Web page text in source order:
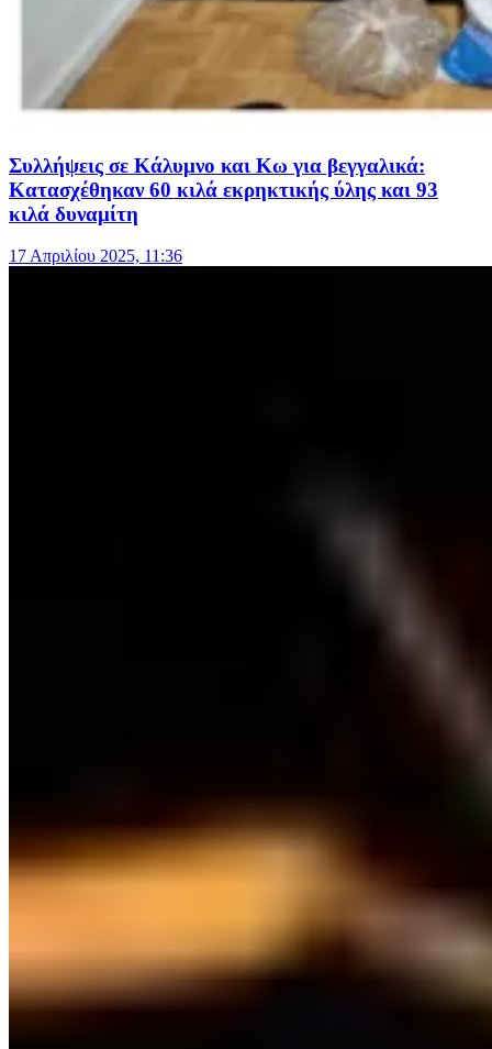
Συλλήψεις σε Κάλυμνο και Κω για βεγγαλικά:
Κατασχέθηκαν 60 κιλά εκρηκτικής ύλης και 93
κιλά δυναμίτη
17 Απριλίου 2025, 11:36